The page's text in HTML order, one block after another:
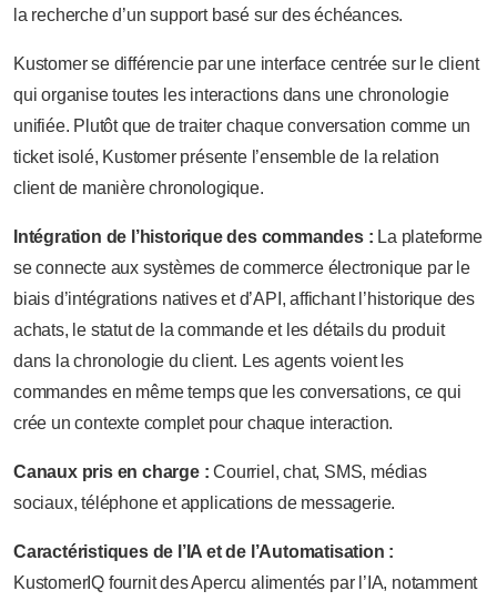
la recherche d’un support basé sur des échéances.
Kustomer se différencie par une interface centrée sur le client
qui organise toutes les interactions dans une chronologie
unifiée. Plutôt que de traiter chaque conversation comme un
ticket isolé, Kustomer présente l’ensemble de la relation
client de manière chronologique.
Intégration de l’historique des commandes : La plateforme
se connecte aux systèmes de commerce électronique par le
biais d’intégrations natives et d’API, affichant l’historique des
achats, le statut de la commande et les détails du produit
dans la chronologie du client. Les agents voient les
commandes en même temps que les conversations, ce qui
crée un contexte complet pour chaque interaction.
Canaux pris en charge : Courriel, chat, SMS, médias
sociaux, téléphone et applications de messagerie.
Caractéristiques de l’IA et de l’Automatisation :
KustomerIQ fournit des Apercu alimentés par l’IA, notamment